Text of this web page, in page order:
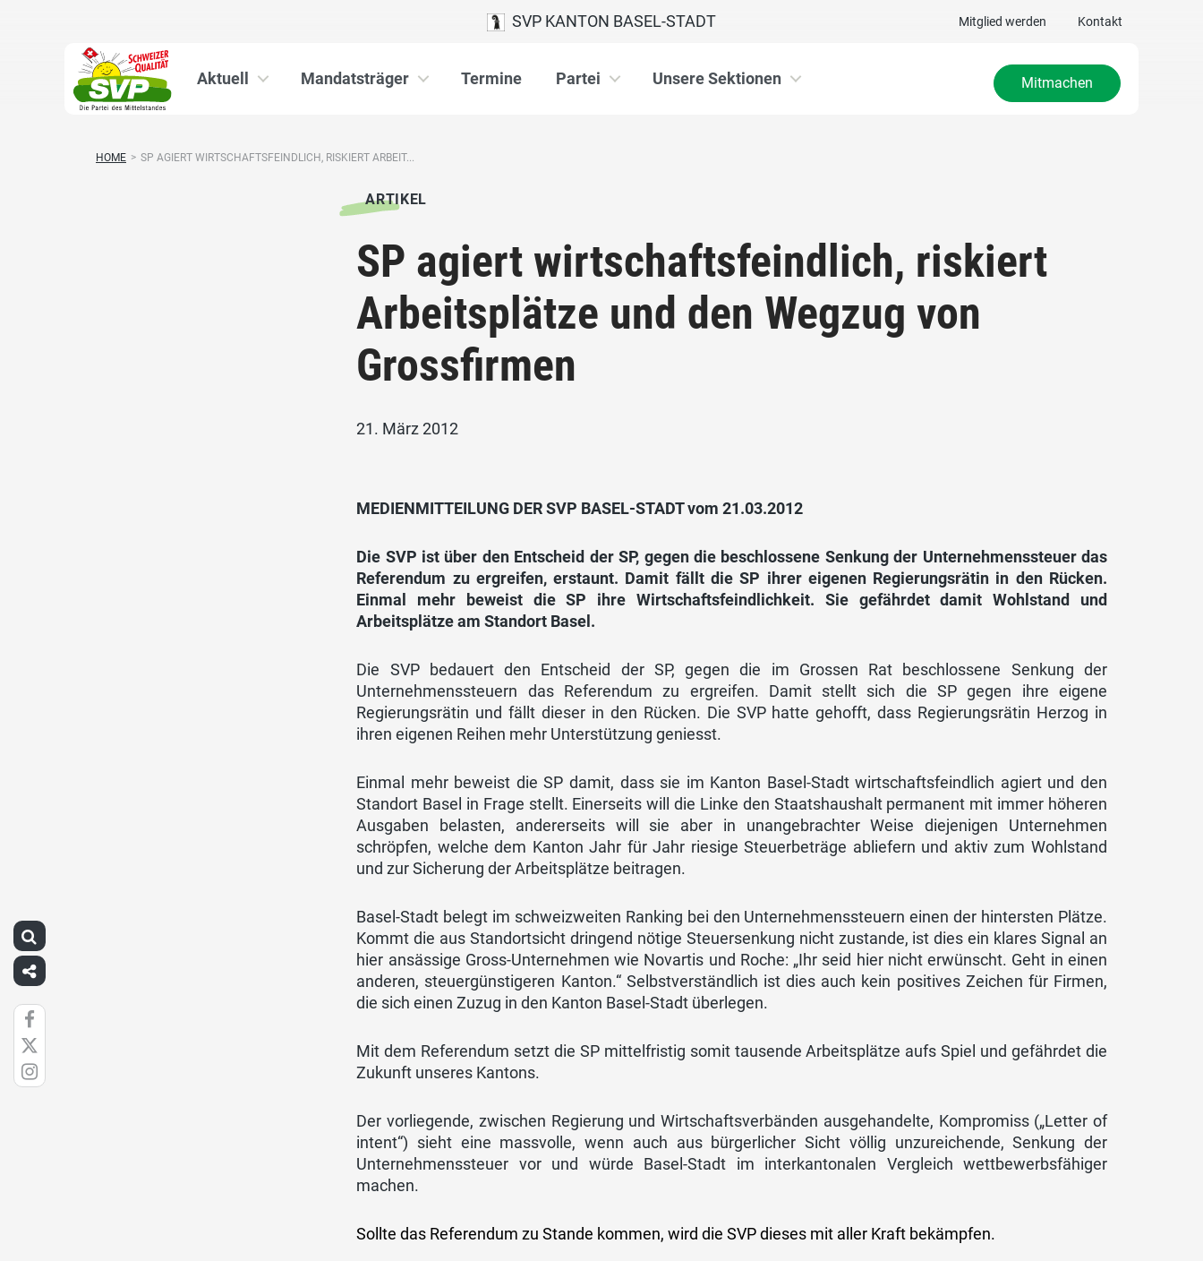
Mitglied werden Kontakt
SVP KANTON BASEL-STADT
Aktuell Mandatsträger Termine Partei Unsere Sektionen Mitmachen
HOME > SP AGIERT WIRTSCHAFTSFEINDLICH, RISKIERT ARBEIT...
ARTIKEL
SP agiert wirtschaftsfeindlich, riskiert
Arbeitsplätze und den Wegzug von
Grossfirmen
21. März 2012
MEDIENMITTEILUNG DER SVP BASEL-STADT vom 21.03.2012
Die SVP ist über den Entscheid der SP, gegen die beschlossene Senkung der Unternehmenssteuer das
Referendum zu ergreifen, erstaunt. Damit fällt die SP ihrer eigenen Regierungsrätin in den Rücken.
Einmal mehr beweist die SP ihre Wirtschaftsfeindlichkeit. Sie gefährdet damit Wohlstand und
Arbeitsplätze am Standort Basel.
Die SVP bedauert den Entscheid der SP, gegen die im Grossen Rat beschlossene Senkung der
Unternehmenssteuern das Referendum zu ergreifen. Damit stellt sich die SP gegen ihre eigene
Regierungsrätin und fällt dieser in den Rücken. Die SVP hatte gehofft, dass Regierungsrätin Herzog in
ihren eigenen Reihen mehr Unterstützung geniesst.
Einmal mehr beweist die SP damit, dass sie im Kanton Basel-Stadt wirtschaftsfeindlich agiert und den
Standort Basel in Frage stellt. Einerseits will die Linke den Staatshaushalt permanent mit immer höheren
Ausgaben belasten, andererseits will sie aber in unangebrachter Weise diejenigen Unternehmen
schröpfen, welche dem Kanton Jahr für Jahr riesige Steuerbeträge abliefern und aktiv zum Wohlstand
und zur Sicherung der Arbeitsplätze beitragen.
Basel-Stadt belegt im schweizweiten Ranking bei den Unternehmenssteuern einen der hintersten Plätze.
Kommt die aus Standortsicht dringend nötige Steuersenkung nicht zustande, ist dies ein klares Signal an
hier ansässige Gross-Unternehmen wie Novartis und Roche: „Ihr seid hier nicht erwünscht. Geht in einen
anderen, steuergünstigeren Kanton.“ Selbstverständlich ist dies auch kein positives Zeichen für Firmen,
die sich einen Zuzug in den Kanton Basel-Stadt überlegen.
Mit dem Referendum setzt die SP mittelfristig somit tausende Arbeitsplätze aufs Spiel und gefährdet die
Zukunft unseres Kantons.
Der vorliegende, zwischen Regierung und Wirtschaftsverbänden ausgehandelte, Kompromiss („Letter of
intent“) sieht eine massvolle, wenn auch aus bürgerlicher Sicht völlig unzureichende, Senkung der
Unternehmenssteuer vor und würde Basel-Stadt im interkantonalen Vergleich wettbewerbsfähiger
machen.
Sollte das Referendum zu Stande kommen, wird die SVP dieses mit aller Kraft bekämpfen.